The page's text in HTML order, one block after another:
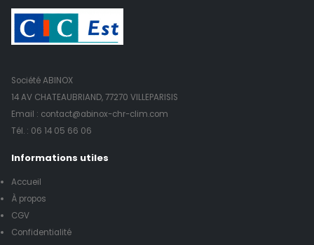
Société ABINOX
14 AV CHATEAUBRIAND, 77270 VILLEPARISIS
Email : contact@abinox-chr-clim.com
Tél. : 06 14 05 66 06
Informations utiles
Accueil
À propos
CGV
Confidentialité